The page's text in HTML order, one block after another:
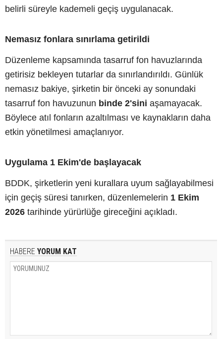
belirli süreyle kademeli geçiş uygulanacak.
Nemasız fonlara sınırlama getirildi
Düzenleme kapsamında tasarruf fon havuzlarında
getirisiz bekleyen tutarlar da sınırlandırıldı. Günlük
nemasız bakiye, şirketin bir önceki ay sonundaki
tasarruf fon havuzunun binde 2'sini aşamayacak.
Böylece atıl fonların azaltılması ve kaynakların daha
etkin yönetilmesi amaçlanıyor.
Uygulama 1 Ekim'de başlayacak
BDDK, şirketlerin yeni kurallara uyum sağlayabilmesi
için geçiş süresi tanırken, düzenlemelerin 1 Ekim
2026 tarihinde yürürlüğe gireceğini açıkladı.
HABERE YORUM KAT